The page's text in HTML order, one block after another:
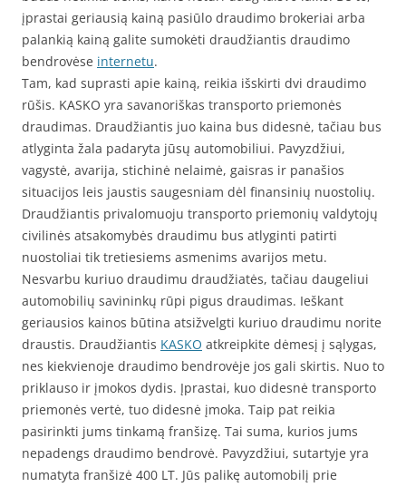
įprastai geriausią kainą pasiūlo draudimo brokeriai arba
palankią kainą galite sumokėti draudžiantis draudimo
bendrovėse internetu.
Tam, kad suprasti apie kainą, reikia išskirti dvi draudimo
rūšis. KASKO yra savanoriškas transporto priemonės
draudimas. Draudžiantis juo kaina bus didesnė, tačiau bus
atlyginta žala padaryta jūsų automobiliui. Pavyzdžiui,
vagystė, avarija, stichinė nelaimė, gaisras ir panašios
situacijos leis jaustis saugesniam dėl finansinių nuostolių.
Draudžiantis privalomuoju transporto priemonių valdytojų
civilinės atsakomybės draudimu bus atlyginti patirti
nuostoliai tik tretiesiems asmenims avarijos metu.
Nesvarbu kuriuo draudimu draudžiatės, tačiau daugeliui
automobilių savininkų rūpi pigus draudimas. Ieškant
geriausios kainos būtina atsižvelgti kuriuo draudimu norite
draustis. Draudžiantis KASKO atkreipkite dėmesį į sąlygas,
nes kiekvienoje draudimo bendrovėje jos gali skirtis. Nuo to
priklauso ir įmokos dydis. Įprastai, kuo didesnė transporto
priemonės vertė, tuo didesnė įmoka. Taip pat reikia
pasirinkti jums tinkamą franšizę. Tai suma, kurios jums
nepadengs draudimo bendrovė. Pavyzdžiui, sutartyje yra
numatyta franšizė 400 LT. Jūs palikę automobilį prie